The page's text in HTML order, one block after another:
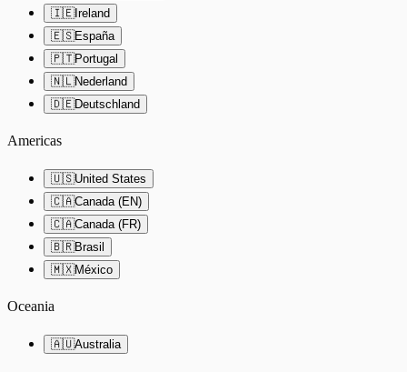
🇮🇪Ireland
🇪🇸España
🇵🇹Portugal
🇳🇱Nederland
🇩🇪Deutschland
Americas
🇺🇸United States
🇨🇦Canada (EN)
🇨🇦Canada (FR)
🇧🇷Brasil
🇲🇽México
Oceania
🇦🇺Australia